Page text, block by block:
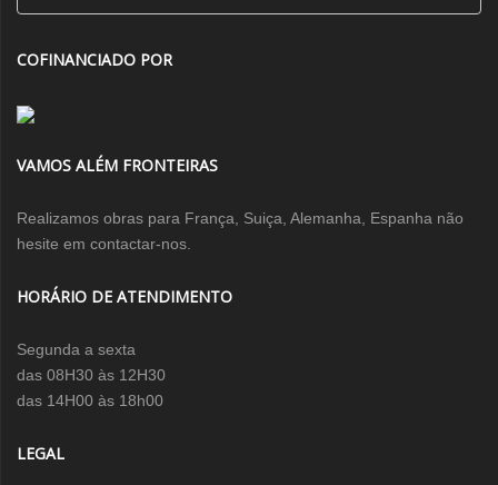
COFINANCIADO POR
VAMOS ALÉM FRONTEIRAS
Realizamos obras para França, Suiça, Alemanha, Espanha não
hesite em contactar-nos.
HORÁRIO DE ATENDIMENTO
Segunda a sexta
das 08H30 às 12H30
das 14H00 às 18h00
LEGAL